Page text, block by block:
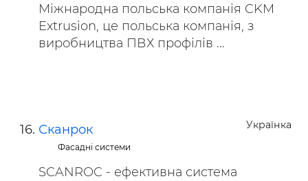
Міжнародна польська компанія CKM
Extrusion, це польська компанія, з
виробництва ПВХ профілів ...
Українка
Сканрок
Фасадні системи
SCANROC - ефективна система